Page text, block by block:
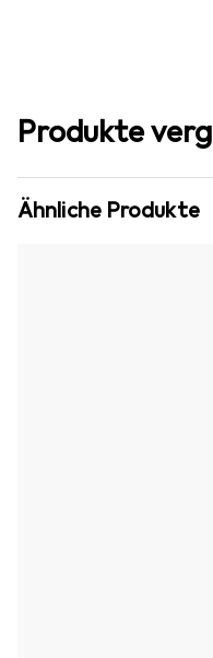
Produkte
Ähnliche Produkte